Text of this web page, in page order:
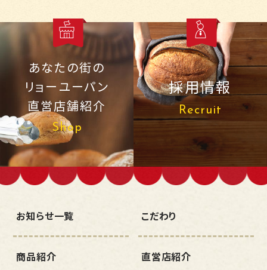
あなたの街の
リョーユーパン
直営店舗紹介
Shop
採用情報
Recruit
お知らせ一覧 こだわり
商品紹介 直営店紹介